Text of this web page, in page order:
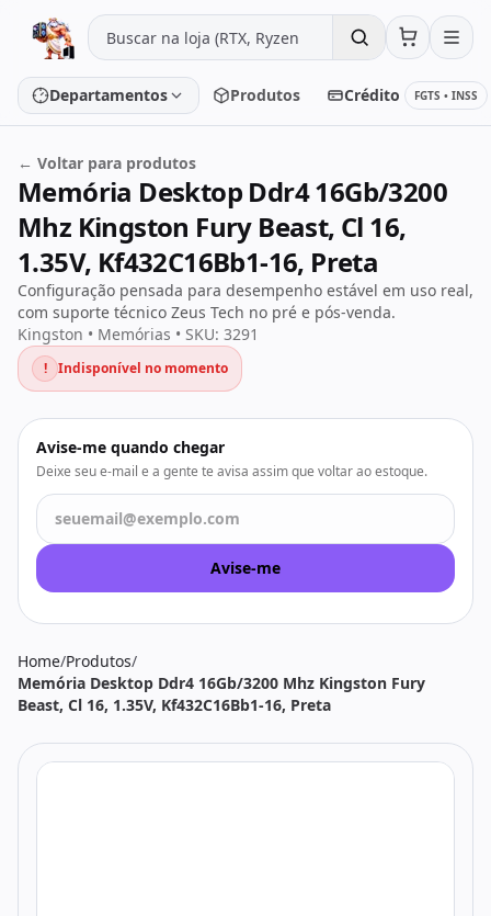
Pular para o conteúdo
Departamentos
Placa de vídeo Processador
Placa-mãe Memória
SSD/HD Periféricos
PC Gamer
Monitores
Todos os produtos Seleções
Crédito Atendimento
Produtos Crédito FGTS • INSS
← Voltar para produtos
Memória Desktop Ddr4 16Gb/3200
Mhz Kingston Fury Beast, Cl 16,
1.35V, Kf432C16Bb1-16, Preta
Configuração pensada para desempenho estável em uso real,
com suporte técnico Zeus Tech no pré e pós-venda.
Kingston • Memórias • SKU: 3291
! Indisponível no momento
Avise-me quando chegar
Deixe seu e-mail e a gente te avisa assim que voltar ao estoque.
Avise-me
Home/Produtos/
Memória Desktop Ddr4 16Gb/3200 Mhz Kingston Fury
Beast, Cl 16, 1.35V, Kf432C16Bb1-16, Preta